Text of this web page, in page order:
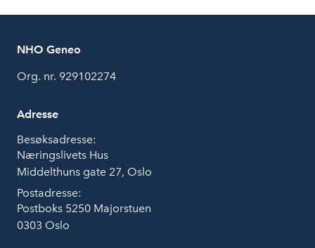
NHO Geneo
Org. nr. 929102274
Adresse
Besøksadresse:
Næringslivets Hus
Middelthuns gate 27, Oslo
Postadresse:
Postboks 5250 Majorstuen
0303 Oslo